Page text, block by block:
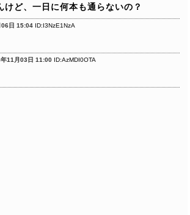
けど、一日に何本も通らないの？
日 15:04 ID:I3NzE1NzA
11月03日 11:00 ID:AzMDI0OTA